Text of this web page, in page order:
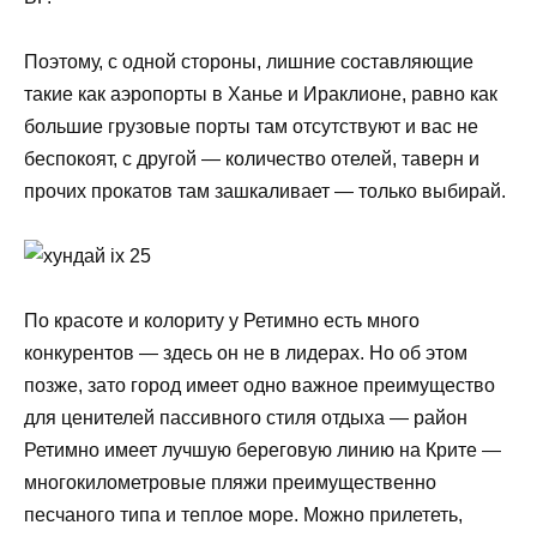
Поэтому, с одной стороны, лишние составляющие
такие как аэропорты в Ханье и Ираклионе, равно как
большие грузовые порты там отсутствуют и вас не
беспокоят, с другой — количество отелей, таверн и
прочих прокатов там зашкаливает — только выбирай.
По красоте и колориту у Ретимно есть много
конкурентов — здесь он не в лидерах. Но об этом
позже, зато город имеет одно важное преимущество
для ценителей пассивного стиля отдыха — район
Ретимно имеет лучшую береговую линию на Крите —
многокилометровые пляжи преимущественно
песчаного типа и теплое море. Можно прилететь,